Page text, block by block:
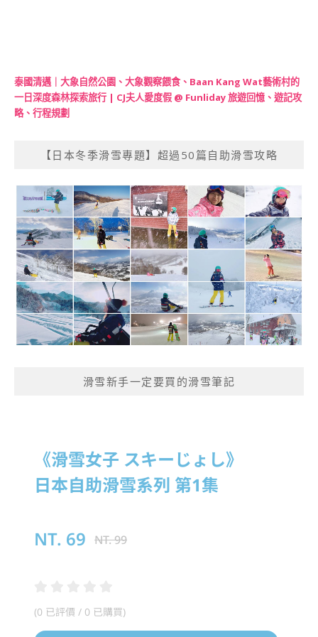
泰國清邁｜大象自然公園、大象觀察餵食、Baan Kang Wat藝術村的
一日深度森林探索旅行 | CJ夫人愛度假 @ Funliday 旅遊回憶、遊記攻
略、行程規劃
【日本冬季滑雪專題】超過50篇自助滑雪攻略
滑雪新手一定要買的滑雪筆記